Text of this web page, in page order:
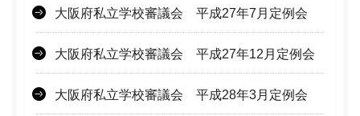
大阪府私立学校審議会 平成27年7月定例会
大阪府私立学校審議会 平成27年12月定例会
大阪府私立学校審議会 平成28年3月定例会